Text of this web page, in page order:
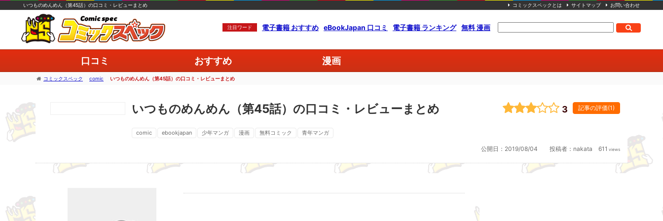
いつものめんめん（第45話）の口コミ・レビューまとめ コミックスペックとは サイトマップ お問い合わせ
注目ワード 電子書籍 おすすめ eBookJapan 口コミ 電子書籍 ランキング 無料 漫画
口コミ おすすめ 漫画
コミックスペック comic いつものめんめん（第45話）の口コミ・レビューまとめ
3 記事の評価(1)
いつものめんめん（第45話）の口コミ・レビューまとめ
comic ebookjapan 少年マンガ 漫画 無料コミック 青年マンガ
公開日： 2019/08/04 投稿者： nakata 611 views